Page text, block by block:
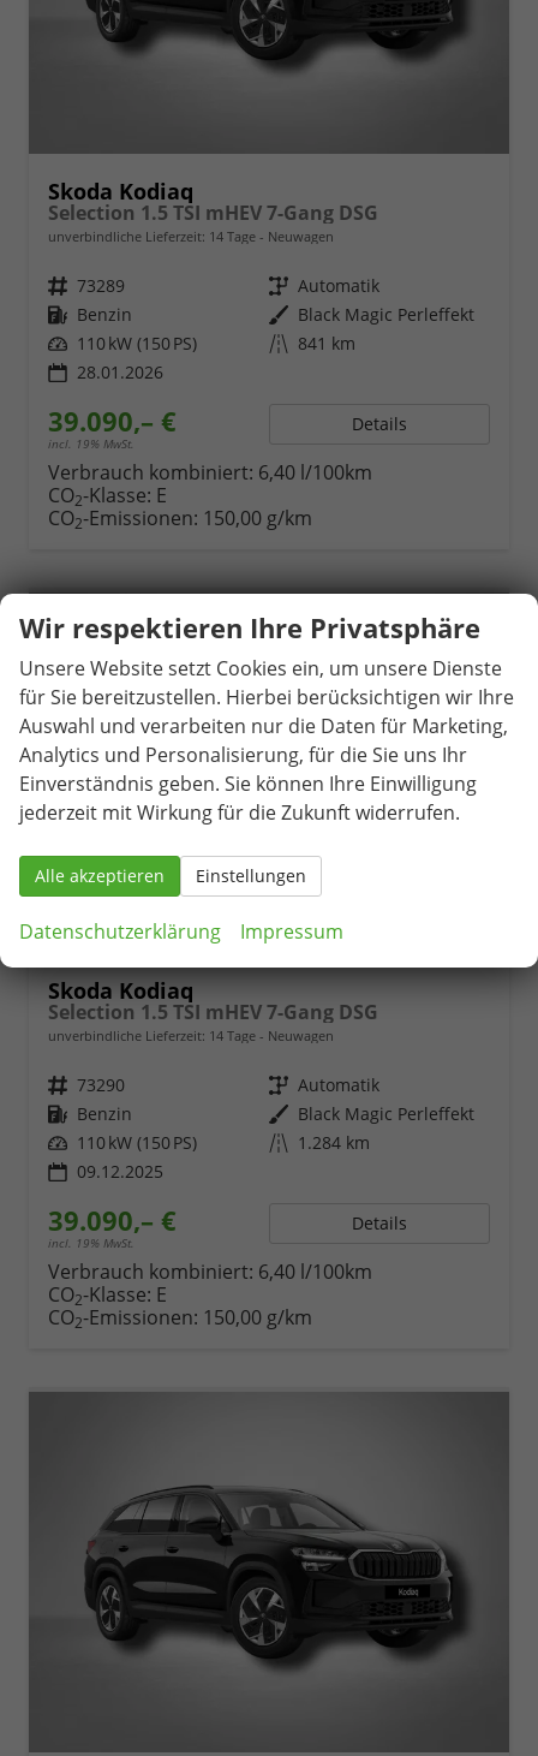
Skoda Kodiaq
Selection 1.5 TSI mHEV 7-Gang DSG
unverbindliche Lieferzeit: 14 Tage Neuwagen
Fahrzeugnr. 73289 Getriebe Automatik
Kraftstoff Benzin Außenfarbe Black Magic Perleffekt
Leistung 110 kW (150 PS) Kilometerstand 841 km
28.01.2026
39.090,– €
incl. 19% MwSt.
Details
Verbrauch kombiniert: 6,40 l/100km
CO2-Klasse: E
CO2-Emissionen: 150,00 g/km
Skoda Kodiaq
Selection 1.5 TSI mHEV 7-Gang DSG
unverbindliche Lieferzeit: 14 Tage Neuwagen
Fahrzeugnr. 73290 Getriebe Automatik
Kraftstoff Benzin Außenfarbe Black Magic Perleffekt
Leistung 110 kW (150 PS) Kilometerstand 1.284 km
09.12.2025
39.090,– €
incl. 19% MwSt.
Details
Verbrauch kombiniert: 6,40 l/100km
CO2-Klasse: E
CO2-Emissionen: 150,00 g/km
Wir respektieren Ihre Privatsphäre
Unsere Website setzt Cookies ein, um unsere Dienste
für Sie bereitzustellen. Hierbei berücksichtigen wir Ihre
Auswahl und verarbeiten nur die Daten für Marketing,
Analytics und Personalisierung, für die Sie uns Ihr
Einverständnis geben. Sie können Ihre Einwilligung
jederzeit mit Wirkung für die Zukunft widerrufen.
Alle akzeptieren Einstellungen
Datenschutzerklärung Impressum